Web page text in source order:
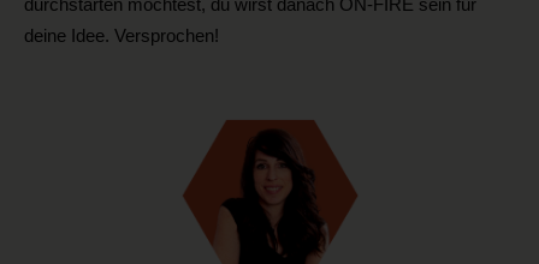
durchstarten möchtest, du wirst danach ON-FIRE sein für
deine Idee. Versprochen!